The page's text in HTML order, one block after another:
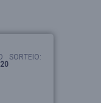
SORTEIO: